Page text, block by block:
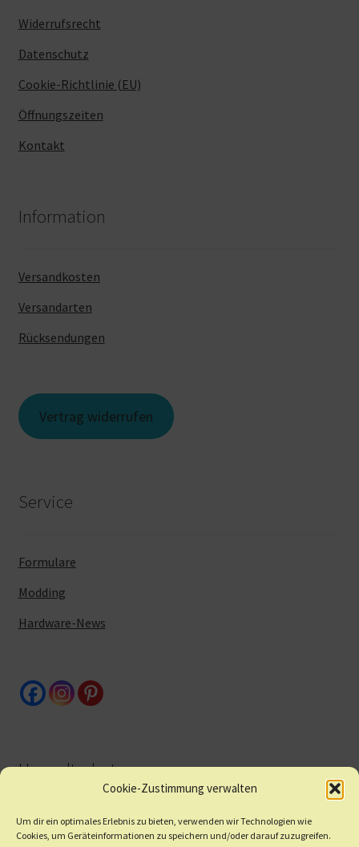
Cookie-Zustimmung verwalten
Um dir ein optimales Erlebnis zu bieten, verwenden wir Technologien wie
Cookies, um Geräteinformationen zu speichern und/oder darauf zuzugreifen.
Widerrufsrecht
Datenschutz
Cookie-Richtlinie (EU)
Öffnungszeiten
Kontakt
Information
Versandkosten
Versandarten
Rücksendungen
Vertrag widerrufen
Service
Formulare
Modding
Hardware-News
Umweltschutz
Altgeräte/Batterien